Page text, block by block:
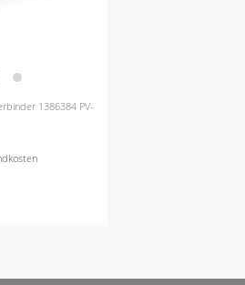
1386384 PV-